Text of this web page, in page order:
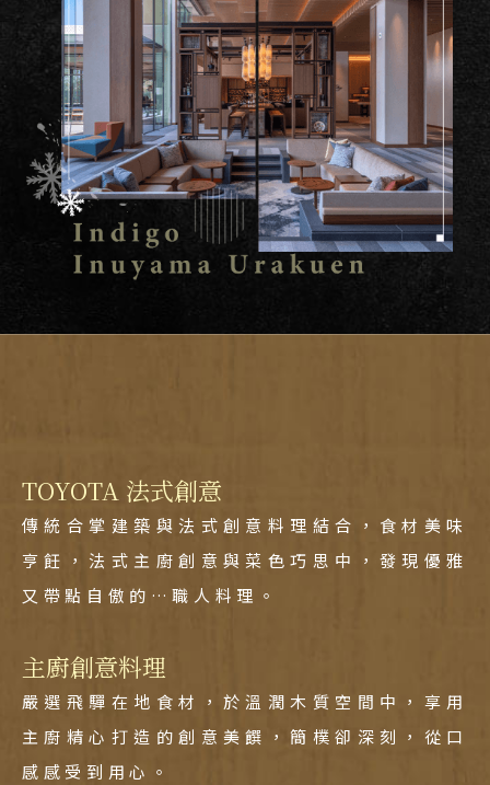
TOYOTA 法式創意
傳統合掌建築與法式創意料理結合，食材美味
亨飪，法式主廚創意與菜色巧思中，發現優雅
又帶點自傲的…職人料理。
主廚創意料理
嚴選飛驒在地食材，於溫潤木質空間中，享用
主廚精心打造的創意美饌，簡樸卻深刻，從口
感感受到用心。